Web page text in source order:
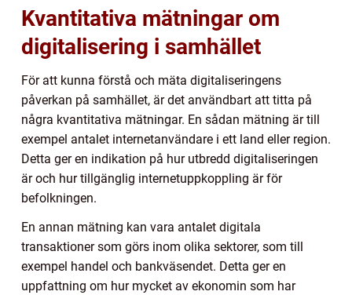
Kvantitativa mätningar om
digitalisering i samhället
För att kunna förstå och mäta digitaliseringens
påverkan på samhället, är det användbart att titta på
några kvantitativa mätningar. En sådan mätning är till
exempel antalet internetanvändare i ett land eller region.
Detta ger en indikation på hur utbredd digitaliseringen
är och hur tillgänglig internetuppkoppling är för
befolkningen.
En annan mätning kan vara antalet digitala
transaktioner som görs inom olika sektorer, som till
exempel handel och bankväsendet. Detta ger en
uppfattning om hur mycket av ekonomin som har